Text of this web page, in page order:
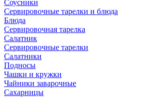
Соусники
Сервировочные тарелки и блюда
Блюда
Сервировочная тарелка
Салатник
Сервировочные тарелки
Салатники
Подносы
Чашки и кружки
Чайники заварочные
Сахарницы